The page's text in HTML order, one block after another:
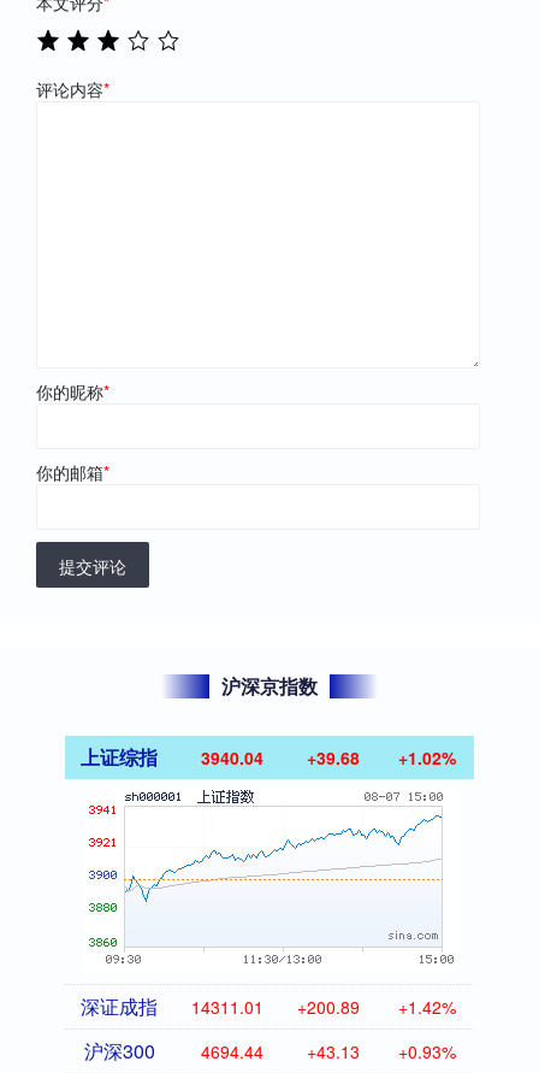
评论内容*
你的昵称*
你的邮箱*
提交评论
沪深京指数
上证综指 3940.04 +39.68 +1.02%
深证成指 14311.01 +200.89 +1.42%
沪深300 4694.44 +43.13 +0.93%